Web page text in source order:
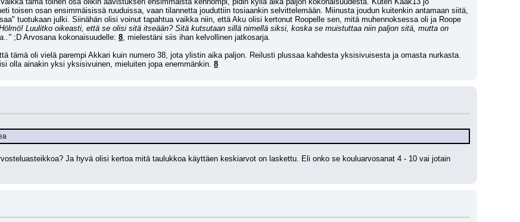
toisen osan ensimmäisissä ruuduissa, vaan tilannetta jouduttiin tosiaankin selvittelemään. Miinusta joudun kuitenkin antamaan siitä,
tuotukaan julki. Siinähän olisi voinut tapahtua vaikka niin, että Aku olisi kertonut Roopelle sen, mitä muhennoksessa oli ja Roope
Luulitko oikeasti, että se olisi sitä itseään? Sitä kutsutaan sillä nimellä siksi, koska se muistuttaa niin paljon sitä, mutta on
;D Arvosana kokonaisuudelle: 8, mielestäni siis ihan kelvollinen jatkosarja.
tämä oli vielä parempi Akkari kuin numero 38, jota ylistin aika paljon. Reilusti plussaa kahdesta yksisivuisesta ja omasta nurkasta.
olla ainakin yksi yksisivuinen, mieluiten jopa enemmänkin. 8
Ja hyvä olisi kertoa mitä taulukkoa käyttäen keskiarvot on laskettu. Eli onko se kouluarvosanat 4 - 10 vai jotain